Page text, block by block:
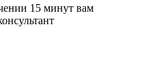
15 минут вам